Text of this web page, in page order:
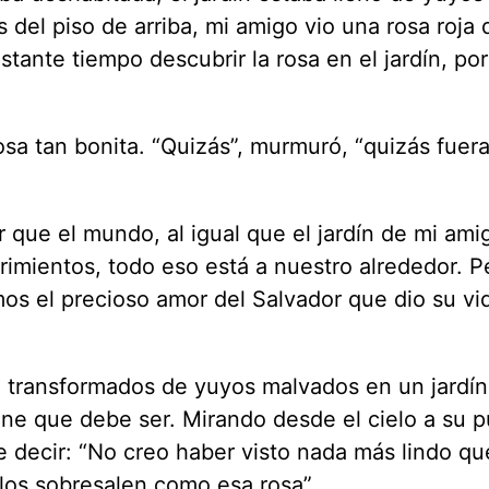
piso de arriba, mi amigo vio una rosa roja
tiempo descubrir la rosa en el jardín,
tan bonita. “Quizás”, murmuró, “quizás
el mundo, al igual que el jardín de mi
todo eso está a nuestro alrededor.
el precioso amor del Salvador que dio su
de yuyos malvados en un
que debe ser. Mirando desde el cielo a su
“No creo haber visto nada más lindo